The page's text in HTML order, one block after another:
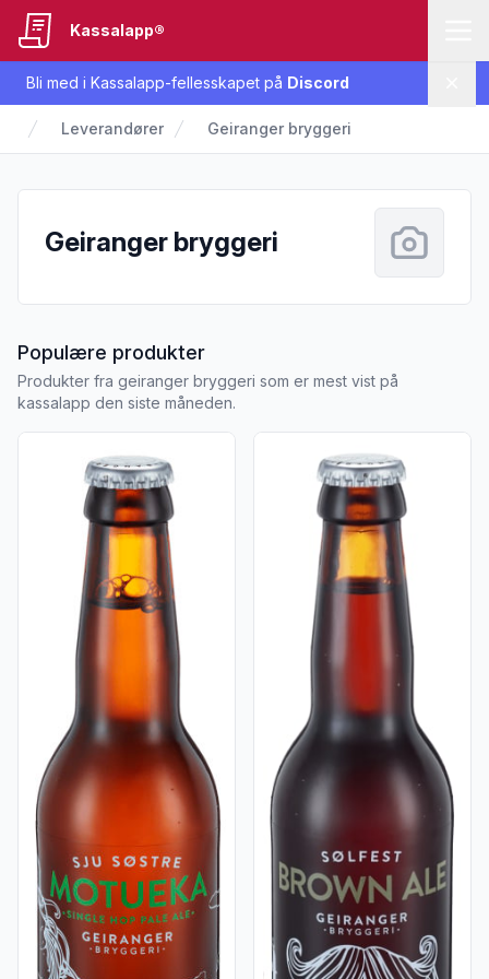
Bli med i Kassalapp-fellesskapet på Discord
Kassalapp®
Leverandører Geiranger bryggeri
Geiranger bryggeri
Populære produkterfra Geiranger bryggeri
Produkter fra geiranger bryggeri som er mest vist på
kassalapp den siste måneden.